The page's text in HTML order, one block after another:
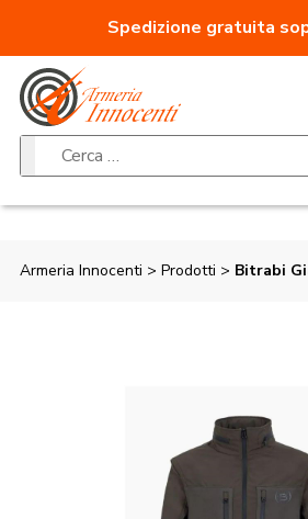
Spedizione gratuita
Ricerca per:
Armeria Innocenti > Prodotti > Bitrabi